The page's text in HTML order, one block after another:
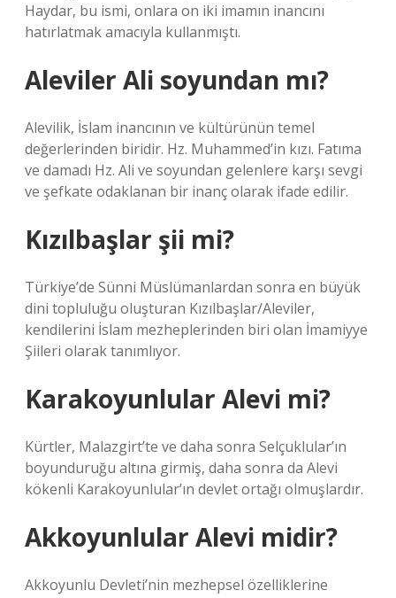
Haydar, bu ismi, onlara on iki imamın inancını
hatırlatmak amacıyla kullanmıştı.
Aleviler Ali soyundan mı?
Alevilik, İslam inancının ve kültürünün temel
değerlerinden biridir. Hz. Muhammed’in kızı. Fatıma
ve damadı Hz. Ali ve soyundan gelenlere karşı sevgi
ve şefkate odaklanan bir inanç olarak ifade edilir.
Kızılbaşlar şii mi?
Türkiye’de Sünni Müslümanlardan sonra en büyük
dini topluluğu oluşturan Kızılbaşlar/Aleviler,
kendilerini İslam mezheplerinden biri olan İmamiyye
Şiileri olarak tanımlıyor.
Karakoyunlular Alevi mi?
Kürtler, Malazgirt’te ve daha sonra Selçuklular’ın
boyunduruğu altına girmiş, daha sonra da Alevi
kökenli Karakoyunlular’ın devlet ortağı olmuşlardır.
Akkoyunlular Alevi midir?
Akkoyunlu Devleti’nin mezhepsel özelliklerine